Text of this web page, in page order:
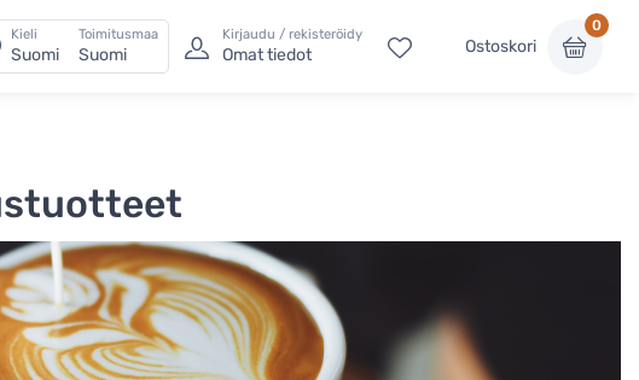
Kieli
Suomi
Toimitusmaa
Suomi
Kirjaudu / rekisteröidy
Omat tiedot Ostoskori
0